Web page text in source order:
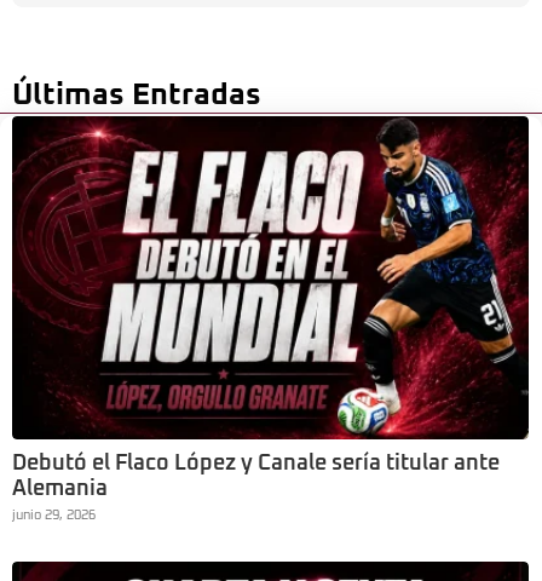
Últimas Entradas
Debutó el Flaco López y Canale sería titular ante
Alemania
junio 29, 2026